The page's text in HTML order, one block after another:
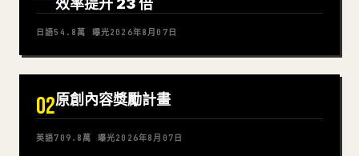
效率提升 23 倍
日語54.8萬 曝光2026年8月07日
02原創內容獎勵計畫
英語709.8萬 曝光2026年8月07日